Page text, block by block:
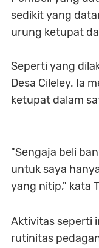
sedikit yang
urung ketupat
Seperti yang
Desa Cileley. Ia
ketupat dalam
"Sengaja beli
untuk saya
yang nitip," kata
Aktivitas seperti
rutinitas